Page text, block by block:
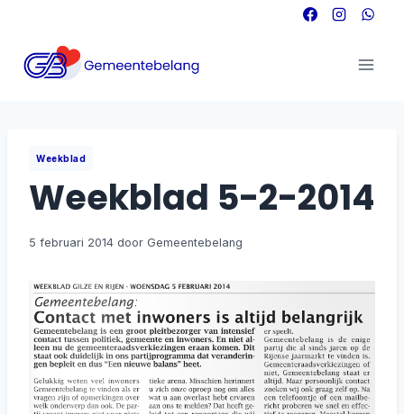
inhoud
Weekblad
Weekblad 5-2-2014
5 februari 2014